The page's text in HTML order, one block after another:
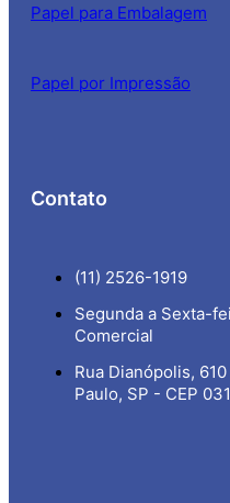
Papel para Embalagem
Papel por Impressão
Contato
(11) 2526-1919
Segunda a Sexta-
Comercial
Rua Dianópolis,
Paulo, SP - CEP